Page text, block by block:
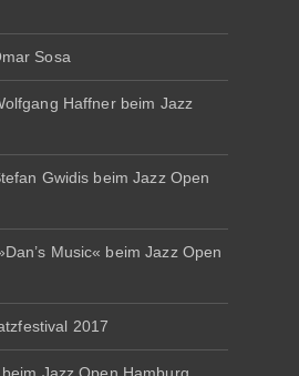
Sosa
Haffner beim Jazz
Gwidis beim Jazz Open
Music« beim Jazz Open
2017